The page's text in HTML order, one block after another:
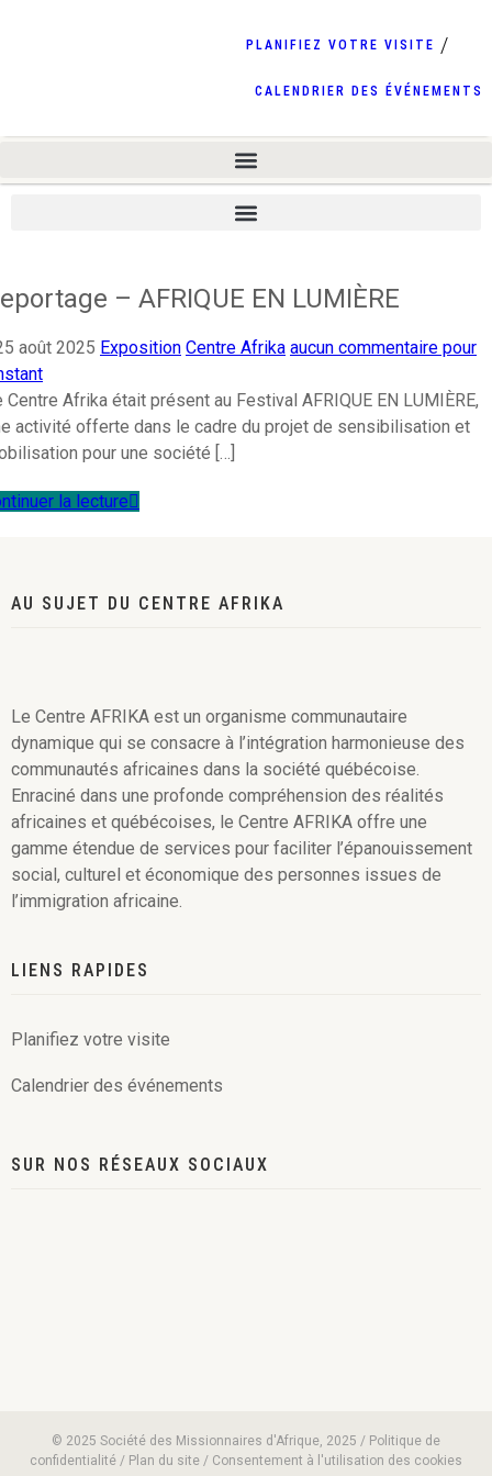
PLANIFIEZ VOTRE VISITE
CALENDRIER DES ÉVÉNEMENTS
– AFRIQUE EN LUMIÈRE
août 2025 Exposition Centre Afrika aucun commentaire pour
Centre Afrika était présent au Festival AFRIQUE EN LUMIÈRE,
activité offerte dans le cadre du projet de sensibilisation et
pour une société […]
la lecture
AU SUJET DU CENTRE AFRIKA
Le Centre AFRIKA est un organisme communautaire
dynamique qui se consacre à l’intégration harmonieuse des
communautés africaines dans la société québécoise.
Enraciné dans une profonde compréhension des réalités
africaines et québécoises, le Centre AFRIKA offre une
gamme étendue de services pour faciliter l’épanouissement
social, culturel et économique des personnes issues de
l’immigration africaine.
LIENS RAPIDES
Planifiez votre visite
Calendrier des événements
SUR NOS RÉSEAUX SOCIAUX
© 2025 Société des Missionnaires d'Afrique, 2025 / Politique de
confidentialité / Plan du site / Consentement à l'utilisation des cookies